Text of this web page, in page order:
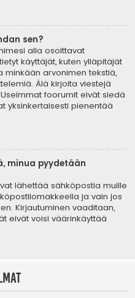
sen?
alla osoittavat
käyttäjät, kuten ylläpitäjät
minkään arvonimen tekstiä,
Älä kirjoita viestejä
foorumit eivät siedä
yksinkertaisesti pienentää
minua pyydetään
lähettää sähköpostia muille
ja vain jos
Kirjautuminen vaaditaan,
eivät voisi väärinkäyttää